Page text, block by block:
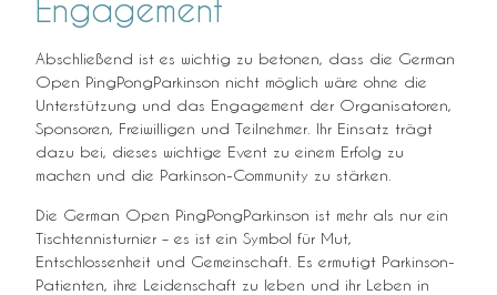
Engagement
Abschließend ist es wichtig zu betonen, dass die German
Open PingPongParkinson nicht möglich wäre ohne die
Unterstützung und das Engagement der Organisatoren,
Sponsoren, Freiwilligen und Teilnehmer. Ihr Einsatz trägt
dazu bei, dieses wichtige Event zu einem Erfolg zu
machen und die Parkinson-Community zu stärken.
Die German Open PingPongParkinson ist mehr als nur ein
Tischtennisturnier – es ist ein Symbol für Mut,
Entschlossenheit und Gemeinschaft. Es ermutigt Parkinson-
Patienten, ihre Leidenschaft zu leben und ihr Leben in